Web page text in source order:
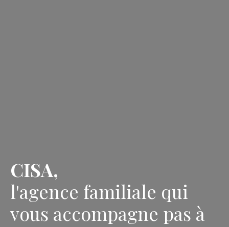
CISA,
l'agence familiale qui
vous accompagne pas à